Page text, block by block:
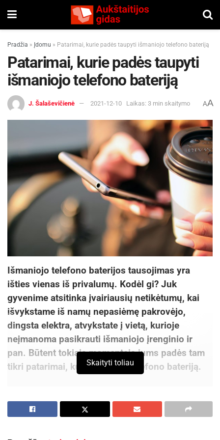
Pradžia » Įdomu » Patarimai, kurie padės taupyti išmaniojo telefono bateriją
Patarimai, kurie padės taupyti
išmaniojo telefono bateriją
J. Šalaševičienė 2021-12-10 Laikas: 3 min skaitymo AA
Išmaniojo telefono baterijos tausojimas yra
išties vienas iš privalumų. Kodėl gi? Juk
gyvenime atsitinka įvairiausių netikėtumų, kai
išvykstame iš namų nepasiėmę pakrovėjo,
dingsta elektra, atvykstate į vietą, kurioje
neįmanoma pasikrauti išmaniojo įrenginio ir
pan. Būtent tokiais momentais jums padės tam
tikri patarimai, kurie išsaugo telefono bateriją.
Didžioji išmaniųjų telefonų korpusinė dalis, kurią
Skaityti toliau